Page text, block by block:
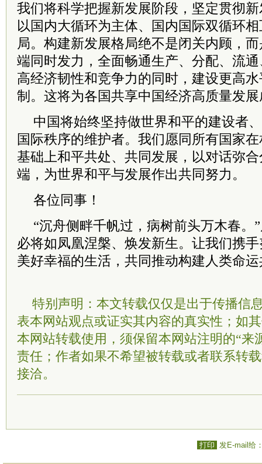
我们将科学把握新发展阶段，坚定贯彻
以国内大循环为主体、国内国际双循环
局。构建新发展格局绝不是闭关内顾，
端同时发力，全面畅通生产、分配、流
高经济韧性和竞争力的同时，建设更高
制。这将为各国共享中国经济高质量发
中国将始终坚持做世界和平的建设者
国际秩序的维护者。我们愿同所有国家
基础上和平共处、共同发展，以对话弥
端，为世界和平与发展作出共同努力。
各位同事！
“沉舟侧畔千帆过，病树前头万木春。
必将如凤凰涅槃、焕发新生。让我们携
美好幸福的生活，共同推动构建人类命
特别声明：本文转载仅仅是出于传播信
表本网站观点或证实其内容的真实性；如
本网站转载使用，须保留本网站注明的“来
责任；作者如果不希望被转载或者联系转
接洽。
打印 发E-mail给